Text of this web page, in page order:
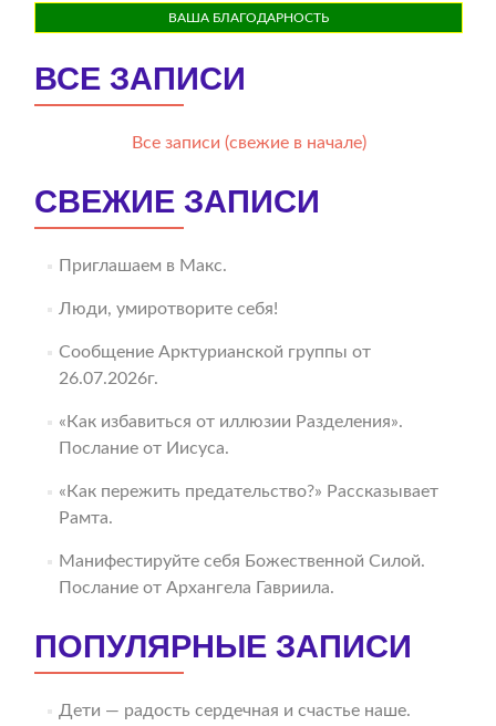
ВАША БЛАГОДАРНОСТЬ
ВСЕ ЗАПИСИ
Все записи (свежие в начале)
СВЕЖИЕ ЗАПИСИ
Приглашаем в Макс.
Люди, умиротворите себя!
Сообщение Арктурианской группы от
26.07.2026г.
«Как избавиться от иллюзии Разделения».
Послание от Иисуса.
«Как пережить предательство?» Рассказывает
Рамта.
Манифестируйте себя Божественной Силой.
Послание от Архангела Гавриила.
ПОПУЛЯРНЫЕ ЗАПИСИ
Дети — радость сердечная и счастье наше.